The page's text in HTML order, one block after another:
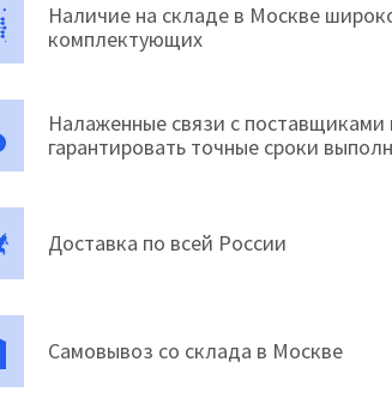
Наличие на складе в Москве
комплектующих
Налаженные связи с
гарантировать точные сроки
Доставка по всей России
Самовывоз со склада в Москве